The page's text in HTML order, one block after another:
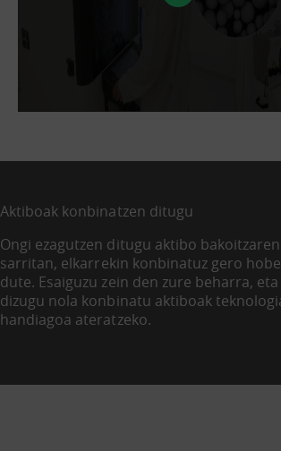
Aktiboak konbinatzen ditugu
Ongi ezagutzen ditugu aktibo
sarritan, elkarrekin konbinatuz gero
dute. Esaiguzu zein den zure beharra,
dizugu nola konbinatu aktiboak
handiagoa ateratzeko.